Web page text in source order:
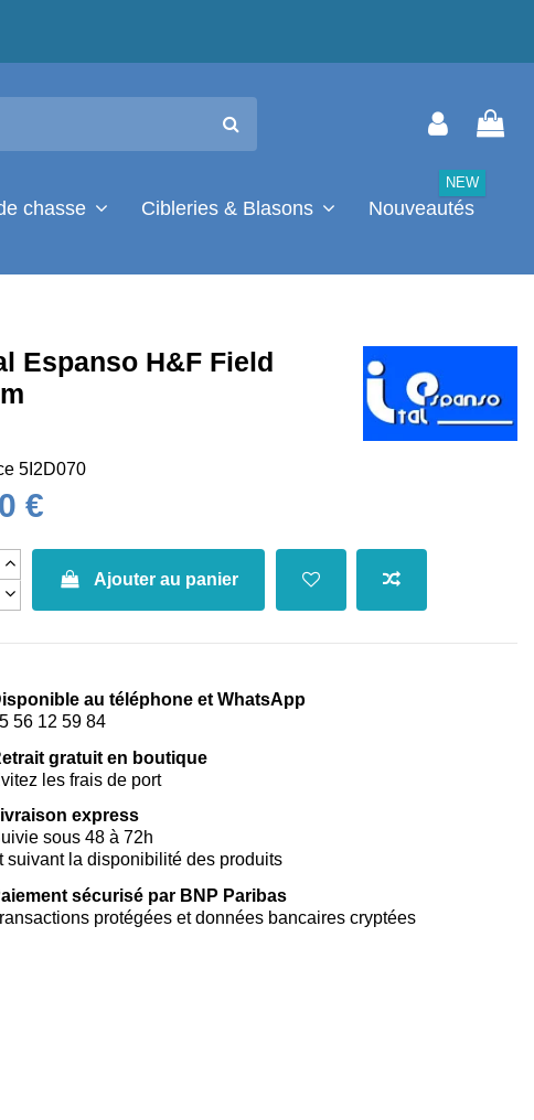
chasse Cibleries & Blasons Nouveautés
NEW
Espanso H&F Field
5I2D070
€
Ajouter au panier
au téléphone et WhatsApp
56 12 59 84
gratuit en boutique
les frais de port
express
sous 48 à 72h
suivant la disponibilité des produits
sécurisé par BNP Paribas
protégées et données bancaires cryptées